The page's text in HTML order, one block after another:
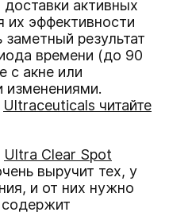
активных
их эффективности
результат
времени (до 90
с акне или
изменениями.
Ultraceuticals читайте
Ultra Clear Spot
выручит тех, у
и от них нужно